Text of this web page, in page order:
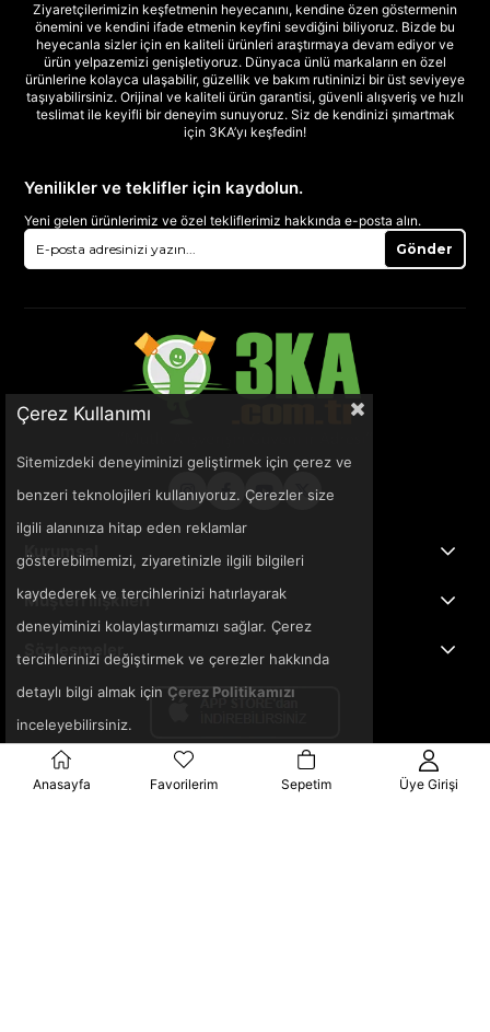
Ziyaretçilerimizin keşfetmenin heyecanını, kendine özen göstermenin
önemini ve kendini ifade etmenin keyfini sevdiğini biliyoruz. Bizde bu
heyecanla sizler için en kaliteli ürünleri araştırmaya devam ediyor ve
ürün yelpazemizi genişletiyoruz. Dünyaca ünlü markaların en özel
ürünlerine kolayca ulaşabilir, güzellik ve bakım rutininizi bir üst seviyeye
taşıyabilirsiniz. Orijinal ve kaliteli ürün garantisi, güvenli alışveriş ve hızlı
teslimat ile keyifli bir deneyim sunuyoruz. Siz de kendinizi şımartmak
için 3KA’yı keşfedin!
Yenilikler ve teklifler için kaydolun.
Yeni gelen ürünlerimiz ve özel tekliflerimiz hakkında e-posta alın.
Gönder
Kurumsal
Müşteri İlişkileri
Sözleşmeler
Çerez Kullanımı
Sitemizdeki deneyiminizi geliştirmek için çerez ve
benzeri teknolojileri kullanıyoruz. Çerezler size
ilgili alanınıza hitap eden reklamlar
gösterebilmemizi, ziyaretinizle ilgili bilgileri
kaydederek ve tercihlerinizi hatırlayarak
deneyiminizi kolaylaştırmamızı sağlar. Çerez
tercihlerinizi değiştirmek ve çerezler hakkında
detaylı bilgi almak için Çerez Politikamızı
inceleyebilirsiniz.
Anasayfa Favorilerim Sepetim Üye Girişi